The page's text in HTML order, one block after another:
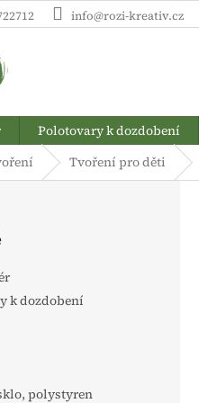
info@rozi-kreativ.cz
Polotovary k dozdobení
Tvoření pro děti
k dozdobení
polystyren